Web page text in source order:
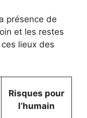
présence de
et les restes
lieux des
Risques pour
l’humain